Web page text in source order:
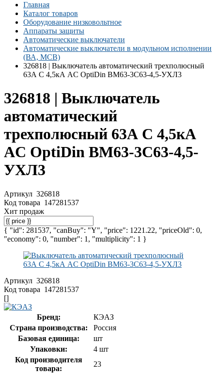
Главная
Каталог товаров
Оборудование низковольтное
Аппараты защиты
Автоматические выключатели
Автоматические выключатели в модульном исполнении
(ВА, MCB)
326818 | Выключатель автоматический трехполюсный
63А C 4,5кА AC OptiDin BM63-3C63-4,5-УХЛ3
326818 | Выключатель
автоматический
трехполюсный 63А C 4,5кА
AC OptiDin BM63-3C63-4,5-
УХЛ3
Артикул 326818
Код товара 147281537
Хит продаж
{ "id": 281537, "canBuy": "Y", "price": 1221.22, "priceOld": 0,
"economy": 0, "number": 1, "multiplicity": 1 }
Артикул 326818
Код товара 147281537
[]
Бренд:
КЭАЗ
Страна производства:
Россия
Базовая единица:
шт
Упаковки:
4 шт
Код производителя
товара:
23